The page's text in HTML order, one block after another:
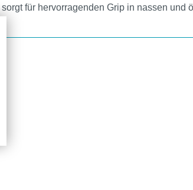
für hervorragenden Grip in nassen und